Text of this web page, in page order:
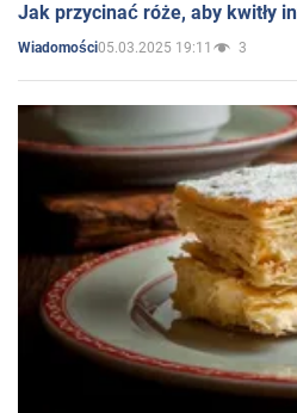
Jak przycinać róże, aby kwitły
Wiadomości05.03.2025 19:11 3